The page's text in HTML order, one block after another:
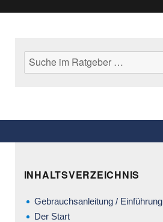
Suche
nach:
INHALTSVERZEICHNIS
Gebrauchsanleitung / Einführung
Der Start